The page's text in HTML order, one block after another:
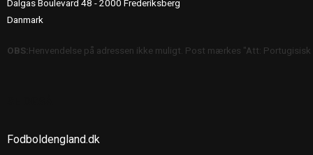
Dalgas Boulevard 48 - 2000 Frederiksberg
Danmark
OBS:Henvendelse på adressen ikke muligt. Post mærkes "Att:
Fodboldengland.dk